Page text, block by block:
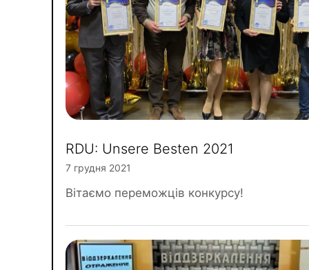
RDU: Unsere Besten 2021
7 грудня 2021
Вітаємо переможців конкурсу!